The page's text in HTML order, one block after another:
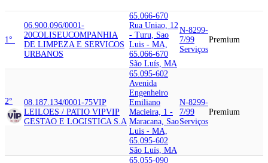
1°
06.900.096/0001-
20COLISEUCOMPANHIA
DE LIMPEZA E SERVICOS
URBANOS
65.066-670
Rua Uniao, 12
- Turu, Sao
Luis - MA,
65.066-670
São Luís, MA
N-8299-
7/99
Serviços
Premium
2° 08.187.134/0001-75VIP
LEILOES / PATIO VIPVIP
GESTAO E LOGISTICA S.A
65.095-602
Avenida
Engenheiro
Emiliano
Macieira, 1 -
Maracana, Sao
Luis - MA,
65.095-602
São Luís, MA
N-8299-
7/99
Serviços
Premium
65.055-090